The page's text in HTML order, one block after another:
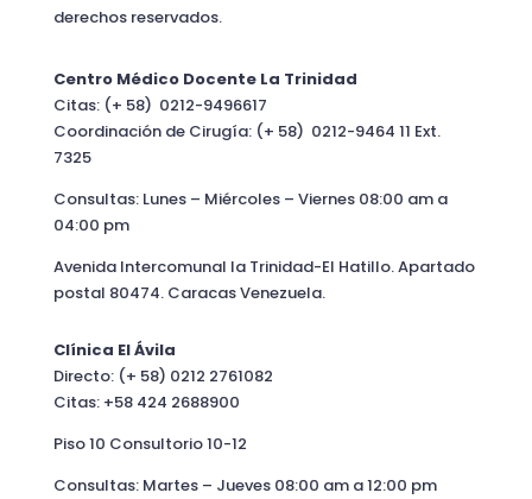
derechos reservados.
Centro Médico Docente La Trinidad
Citas: (+ 58) 0212-9496617
Coordinación de Cirugía: (+ 58) 0212-9464 11 Ext.
7325
Consultas: Lunes – Miércoles – Viernes 08:00 am a
04:00 pm
Avenida Intercomunal la Trinidad-El Hatillo. Apartado
postal 80474. Caracas Venezuela.
Clínica El Ávila
Directo: (+ 58) 0212 2761082
Citas: +58 424 2688900
Piso 10 Consultorio 10-12
Consultas: Martes – Jueves 08:00 am a 12:00 pm